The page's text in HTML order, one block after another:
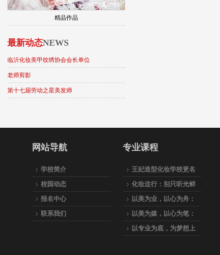
精品作品
最新动态NEWS
临沂化妆美甲纹绣协会会长单位
老师剪影
第十七届劳动之星美发师
网站导航
学校简介
校园动态
报名中心
联系我们
专业课程
王妃造型化妆学校更名
为：拾妆舟美妆教育
化妆这行：别只听光鲜
的，听听真实的
以美为业，以心为舟：
拾妆舟美妆教育，专业
之路的起航站
以美为媒，以心为笔：
与我们一起，成为点亮
以专业为底，为梦想上